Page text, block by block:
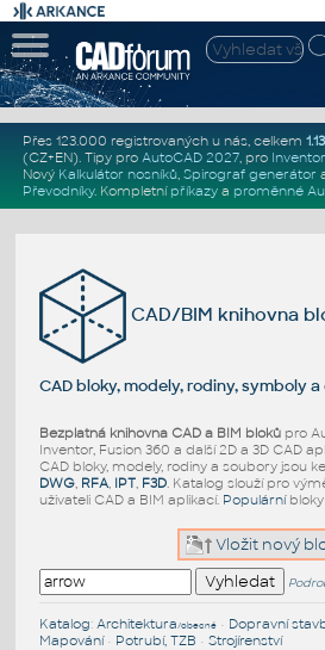
Přes 123.000 registrovaných u nás, celkem
(CZ+EN). Tipy pro AutoCAD 2027, pro
Nový Kalkulátor nosníků, Spirograf generátor
Převodníky. Kompletní příkazya proměnné
CAD/BIM knihovna
CAD bloky, modely, rodiny, symboly
Bezplatná knihovna CAD a BIM blokůpro
Inventor, Fusion 360 a další 2D a 3D CAD
CAD bloky, modely, rodiny a soubory jsou
DWG, RFA, IPT, F3D. Katalog slouží pro
uživateli CAD a BIM aplikací. Populárníbloky
Vložit nový
Katalog: Architektura/obecné• Dopravní
Mapování• Potrubí, TZB • Strojírenství